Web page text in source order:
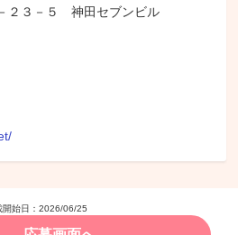
２３－５　神田セブンビル
開始日： 2026/06/25